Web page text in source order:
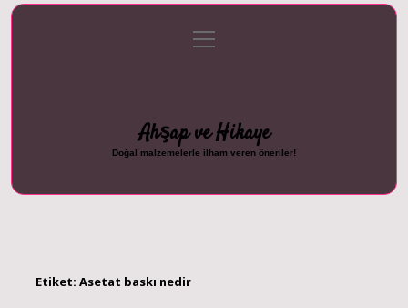
Gizlilik Politikası
menüyü
aç
Ahşap ve Hikaye
Doğal malzemelerle ilham veren öneriler!
Etiket: Asetat baskı nedir